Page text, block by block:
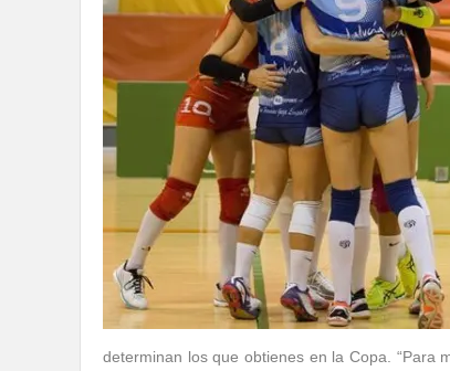
determinan los que obtienes en la Copa. “Para